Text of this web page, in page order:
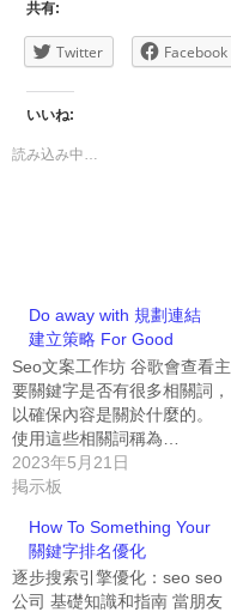
共有:
Twitter Facebook
いいね:
読み込み中…
Do away with 規劃連結
建立策略 For Good
Seo文案工作坊 谷歌會查看主
要關鍵字是否有很多相關詞，
以確保內容是關於什麼的。
使用這些相關詞稱為…
2023年5月21日
掲示板
How To Something Your
關鍵字排名優化
逐步搜索引擎優化：seo seo
公司 基礎知識和指南 當朋友